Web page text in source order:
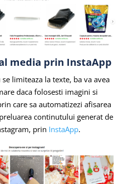
media prin InstaApp
limiteaza la texte, ba va avea
daca folosesti imagini si
care sa automatizezi afisarea
continutului generat de
prin InstaApp.